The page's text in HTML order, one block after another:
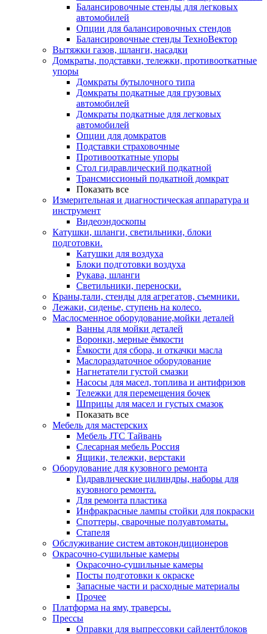
Балансировочные стенды для легковых
автомобилей
Опции для балансировочных стендов
Балансировочные стенды ТехноВектор
Вытяжки газов, шланги, насадки
Домкраты, подставки, тележки, противооткатные
упоры
Домкраты бутылочного типа
Домкраты подкатные для грузовых
автомобилей
Домкраты подкатные для легковых
автомобилей
Опции для домкратов
Подставки страховочные
Противооткатные упоры
Стол гидравлический подкатной
Трансмиссионый подкатной домкрат
Показать все
Измерительная и диагностическая аппаратура и
инструмент
Видеоэндоскопы
Катушки, шланги, светильники, блоки
подготовки.
Катушки для воздуха
Блоки подготовки воздуха
Рукава, шланги
Светильники, переноски.
Краны,тали, стенды для агрегатов, съемники.
Лежаки, сиденье, ступень на колесо.
Маслосменное оборудование,мойки деталей
Ванны для мойки деталей
Воронки, мерные ёмкости
Ёмкости для сбора, и откачки масла
Маслораздаточное оборудование
Нагнетатели густой смазки
Насосы для масел, топлива и антифризов
Тележки для перемещения бочек
Шприцы для масел и густых смазок
Показать все
Мебель для мастерских
Мебель JTC Тайвань
Слесарная мебель Россия
Ящики, тележки, верстаки
Оборудование для кузовного ремонта
Гидравлические цилиндры, наборы для
кузовного ремонта.
Для ремонта пластика
Инфракрасные лампы стойки для покраски
Споттеры, сварочные полуавтоматы.
Стапеля
Обслуживание систем автокондиционеров
Окрасочно-сушильные камеры
Окрасочно-сушильные камеры
Посты подготовки к окраске
Запасные части и расходные материалы
Прочее
Платформа на яму, траверсы.
Прессы
Оправки для выпрессовки сайлентблоков